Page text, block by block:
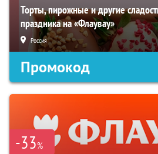
Торты, пирожные и другие
праздника на «Флаувау»
Россия
Промокод
-33%